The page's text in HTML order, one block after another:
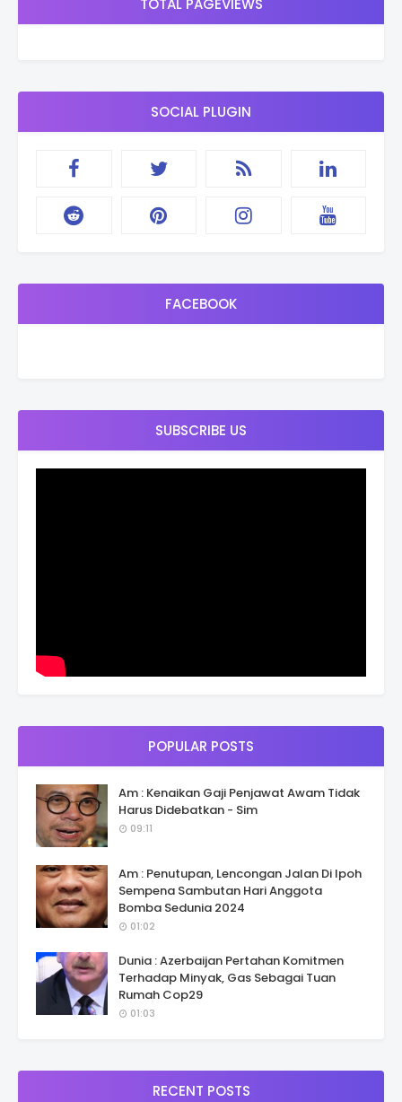
TOTAL PAGEVIEWS
SOCIAL PLUGIN
FACEBOOK
SUBSCRIBE US
POPULAR POSTS
Am : Kenaikan Gaji Penjawat Awam Tidak
Harus Didebatkan - Sim
09:11
Am : Penutupan, Lencongan Jalan Di Ipoh
Sempena Sambutan Hari Anggota
Bomba Sedunia 2024
01:02
Dunia : Azerbaijan Pertahan Komitmen
Terhadap Minyak, Gas Sebagai Tuan
Rumah Cop29
01:03
RECENT POSTS